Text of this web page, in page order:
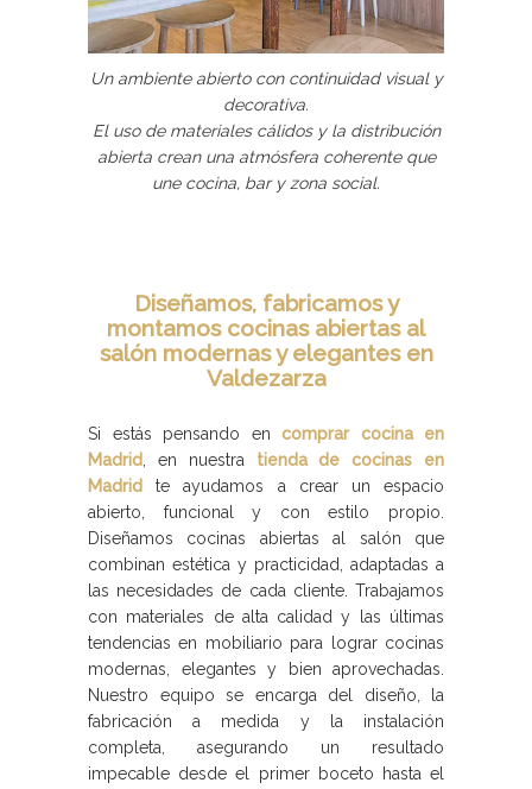
Un ambiente abierto con continuidad visual y
decorativa.
El uso de materiales cálidos y la distribución
abierta crean una atmósfera coherente que
une cocina, bar y zona social.
Diseñamos, fabricamos y
montamos cocinas abiertas al
salón modernas y elegantes en
Valdezarza
Si estás pensando en comprar cocina en
Madrid
, en nuestra tienda de cocinas en
Madrid
te ayudamos a crear un espacio
abierto, funcional y con estilo propio.
Diseñamos cocinas abiertas al salón que
combinan estética y practicidad, adaptadas a
las necesidades de cada cliente. Trabajamos
con materiales de alta calidad y las últimas
tendencias en mobiliario para lograr cocinas
modernas, elegantes y bien aprovechadas.
Nuestro equipo se encarga del diseño, la
fabricación a medida y la instalación
completa, asegurando un resultado
impecable desde el primer boceto hasta el